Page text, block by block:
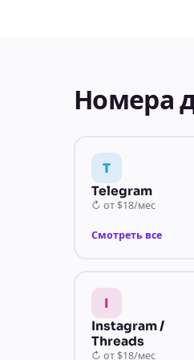
Номера
T
Telegram
↻ от $18/мес
Смотреть все
I
Instagram /
Threads
↻ от $18/мес